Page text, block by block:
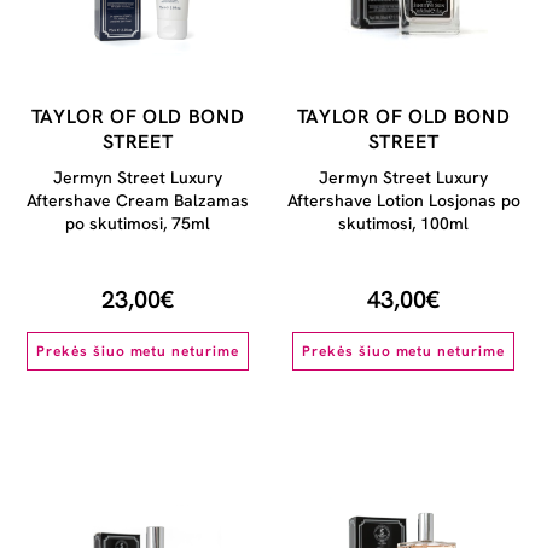
TAYLOR OF OLD BOND
STREET
Jermyn Street Luxury
Aftershave Cream Balzamas
po skutimosi, 75ml
23,00€
Prekės šiuo metu neturime
TAYLOR OF OLD BOND
STREET
Jermyn Street Luxury
Aftershave Lotion Losjonas po
skutimosi, 100ml
43,00€
Prekės šiuo metu neturime